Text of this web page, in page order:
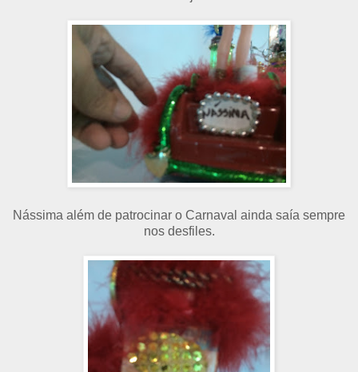
Nássima além de patrocinar o Carnaval ainda saía sempre
nos desfiles.